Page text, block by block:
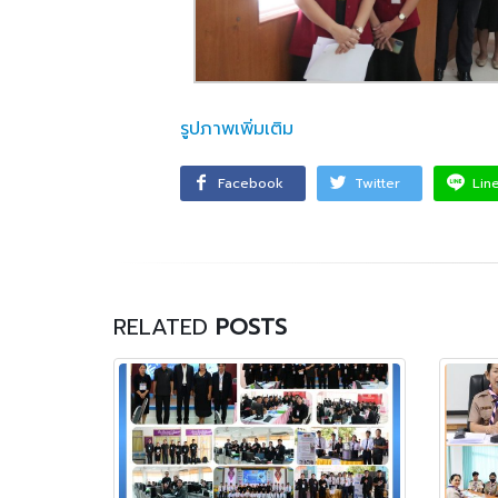
รูปภาพเพิ่มเติม
Facebook Twitter
RELATED POSTS